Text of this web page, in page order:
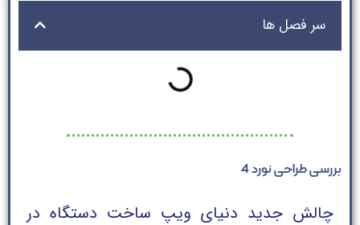
سر فصل ها
بررسی طراحی نورد 4
چالش جدید دنیای ویپ ساخت دستگاه در